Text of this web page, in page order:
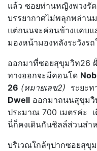
แล้ว ซอยท่านหญิงพวงรั
บรรยากาศไม่พลุกพล่าน
แต่ถนนจะค่อนข้างแคบแ
มองหน้ามองหลังระวังร
ออกมาที่ซอยสุขุมวิท26
ทางออกจะมีคอนโด
26 (หมายเลข2) ระยะท
Dwell ออกมาถนนสุขุมวิ
ประมาณ 700 เมตรค่ะ
นี่ก็คงเดินกันชิลล์ส่วนสำ
บริเวณใกล้ๆปากซอยสุขุ